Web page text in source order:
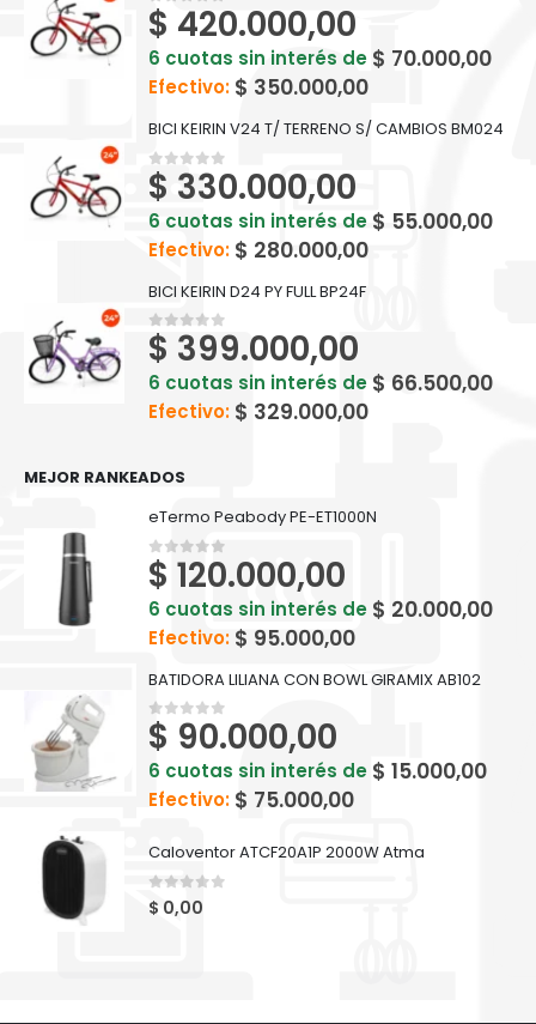
0out of 5
$ 420.000,00
6 cuotas sin interés de $ 70.000,00
Efectivo: $ 350.000,00
BICI KEIRIN V24 T/ TERRENO S/ CAMBIOS BM024
0out of 5
$ 330.000,00
6 cuotas sin interés de $ 55.000,00
Efectivo: $ 280.000,00
BICI KEIRIN D24 PY FULL BP24F
0out of 5
$ 399.000,00
6 cuotas sin interés de $ 66.500,00
Efectivo: $ 329.000,00
MEJOR RANKEADOS
eTermo Peabody PE-ET1000N
0out of 5
$ 120.000,00
6 cuotas sin interés de $ 20.000,00
Efectivo: $ 95.000,00
BATIDORA LILIANA CON BOWL GIRAMIX AB102
0out of 5
$ 90.000,00
6 cuotas sin interés de $ 15.000,00
Efectivo: $ 75.000,00
Caloventor ATCF20A1P 2000W Atma
0 out of 5
$ 0,00